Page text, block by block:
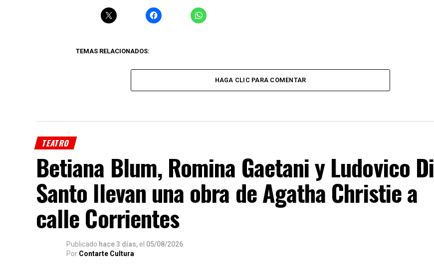
TEMAS RELACIONADOS:
HAGA CLIC PARA COMENTAR
TEATRO
Betiana Blum, Romina Gaetani y Ludovico Di
Santo llevan una obra de Agatha Christie a
calle Corrientes
Publicado hace 3 días, el 05/08/2026
Por Contarte Cultura